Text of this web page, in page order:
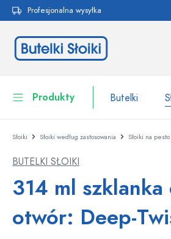
Przejdź do
Profesjonalna wysyłka
Produkty Butelki
Butelki
Pojemniki na żywność
Naczynia
Słoiki Słoiki według zastosowania Słoiki na
BUTELKI SŁOIKI
314 ml szklanka
otwór: Deep-